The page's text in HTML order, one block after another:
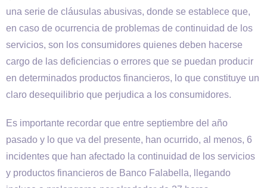
una serie de cláusulas abusivas, donde se establece que,
en caso de ocurrencia de problemas de continuidad de los
servicios, son los consumidores quienes deben hacerse
cargo de las deficiencias o errores que se puedan producir
en determinados productos financieros, lo que constituye un
claro desequilibrio que perjudica a los consumidores.
Es importante recordar que entre septiembre del año
pasado y lo que va del presente, han ocurrido, al menos, 6
incidentes que han afectado la continuidad de los servicios
y productos financieros de Banco Falabella, llegando